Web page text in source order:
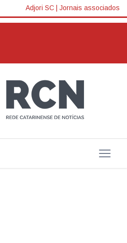
Adjori SC Jornais associados